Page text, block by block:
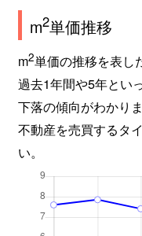
m2単価推移
m2単価の推移を表し
過去1年間や5年とい
下落の傾向がわかりま
不動産を売買するタ
い。